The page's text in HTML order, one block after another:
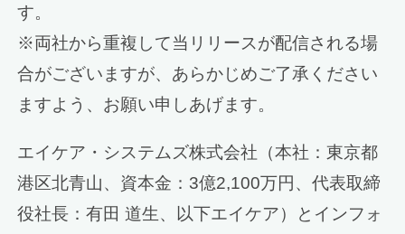
す。
※両社から重複して当リリースが配信される場
合がございますが、あらかじめご了承ください
ますよう、お願い申しあげます。
エイケア・システムズ株式会社（本社：東京都
港区北青山、資本金：3億2,100万円、代表取締
役社長：有田 道生、以下エイケア）とインフォ